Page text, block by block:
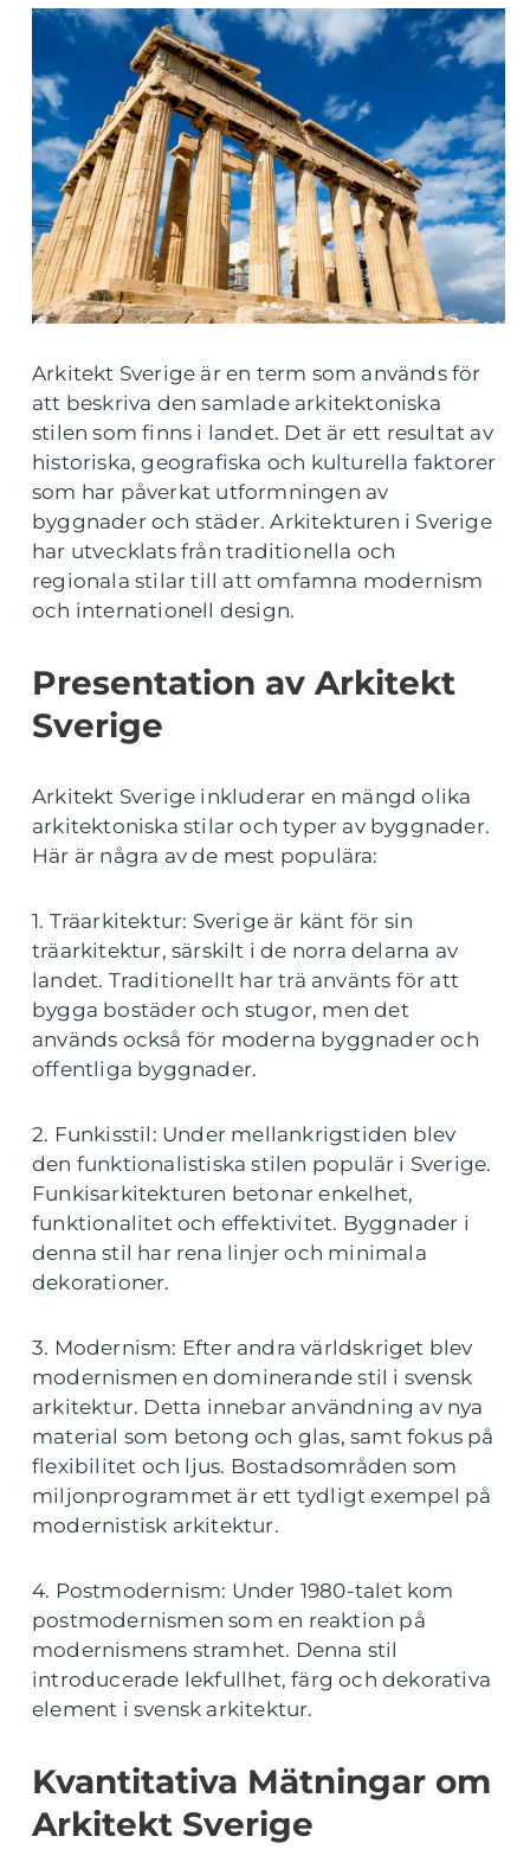
Arkitekt Sverige är en term som används för
att beskriva den samlade arkitektoniska
stilen som finns i landet. Det är ett resultat av
historiska, geografiska och kulturella faktorer
som har påverkat utformningen av
byggnader och städer. Arkitekturen i Sverige
har utvecklats från traditionella och
regionala stilar till att omfamna modernism
och internationell design.
Presentation av Arkitekt
Sverige
Arkitekt Sverige inkluderar en mängd olika
arkitektoniska stilar och typer av byggnader.
Här är några av de mest populära:
1. Träarkitektur: Sverige är känt för sin
träarkitektur, särskilt i de norra delarna av
landet. Traditionellt har trä använts för att
bygga bostäder och stugor, men det
används också för moderna byggnader och
offentliga byggnader.
2. Funkisstil: Under mellankrigstiden blev
den funktionalistiska stilen populär i Sverige.
Funkisarkitekturen betonar enkelhet,
funktionalitet och effektivitet. Byggnader i
denna stil har rena linjer och minimala
dekorationer.
3. Modernism: Efter andra världskriget blev
modernismen en dominerande stil i svensk
arkitektur. Detta innebar användning av nya
material som betong och glas, samt fokus på
flexibilitet och ljus. Bostadsområden som
miljonprogrammet är ett tydligt exempel på
modernistisk arkitektur.
4. Postmodernism: Under 1980-talet kom
postmodernismen som en reaktion på
modernismens stramhet. Denna stil
introducerade lekfullhet, färg och dekorativa
element i svensk arkitektur.
Kvantitativa Mätningar om
Arkitekt Sverige